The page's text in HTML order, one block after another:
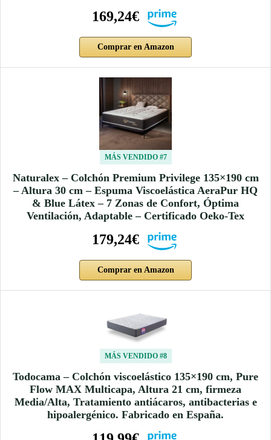
169,24€
Comprar en Amazon
MÁS VENDIDO #7
Naturalex – Colchón Premium Privilege 135×190 cm
– Altura 30 cm – Espuma Viscoelástica AeraPur HQ
& Blue Látex – 7 Zonas de Confort, Óptima
Ventilación, Adaptable – Certificado Oeko-Tex
179,24€
Comprar en Amazon
MÁS VENDIDO #8
Todocama – Colchón viscoelástico 135×190 cm, Pure
Flow MAX Multicapa, Altura 21 cm, firmeza
Media/Alta, Tratamiento antiácaros, antibacterias e
hipoalergénico. Fabricado en España.